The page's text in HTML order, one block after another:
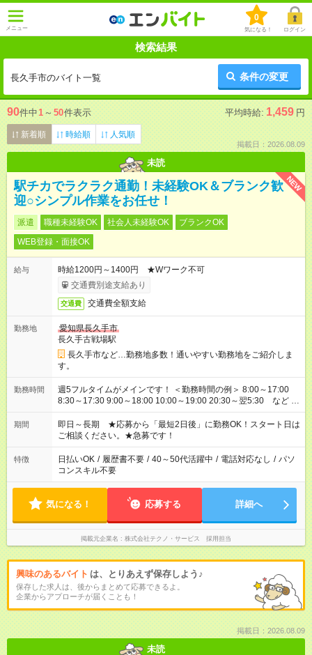
メニュー
0
気になる！ ログイン
検索結果
長久手市のバイト一覧 条件の変更
90件中1 ～ 50件表示 平均時給: 1,459 円
新着順 時給順 人気順
掲載日：2026.08.09
未読
NEW
駅チカでラクラク通勤！未経験OK＆ブランク歓
迎○シンプル作業をお任せ！
派遣 職種未経験OK 社会人未経験OK
ブランクOK
WEB登録・面接OK
給与
時給1200円～1400円 ★Wワーク不可
交通費別途支給あり
交通費 交通費全額支給
勤務地
愛知県長久手市
長久手古戦場駅
長久手市など…勤務地多数！通いやすい勤務地をご紹介しま
す。
勤務時間
週5フルタイムがメインです！ ＜勤務時間の例＞ 8:00～17:00
8:30～17:30 9:00～18:00 10:00～19:00 20:30～翌5:30 など ★
その他にも勤務時間多数！ 日勤のみ、残業なし、交替制など
ご希望を教えてください！
期間
即日～長期 ★応募から「最短2日後」に勤務OK！スタート日は
ご相談ください。★急募です！
特徴 日払いOK / 履歴書不要 / 40～50代活躍中 / 電話対応なし / パソ
コンスキル不要
気になる！ 応募する 詳細へ
掲載元企業名 株式会社テクノ・サービス 採用担当
興味のあるバイト は、とりあえず保存しよう♪
保存した求人は、後からまとめて応募できるよ。
企業からアプローチが届くことも！
掲載日：2026.08.09
未読